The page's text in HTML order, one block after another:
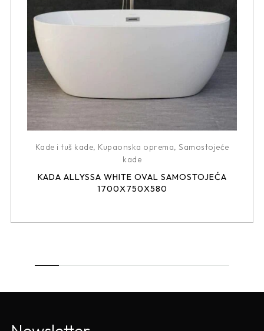
Kade i tuš kade, Kupaonska oprema, Samostojeće
kade
KADA ALLYSSA WHITE OVAL SAMOSTOJEĆA
1700X750X580